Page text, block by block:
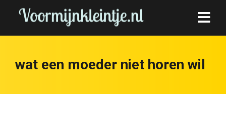
wat een moeder niet horen wil